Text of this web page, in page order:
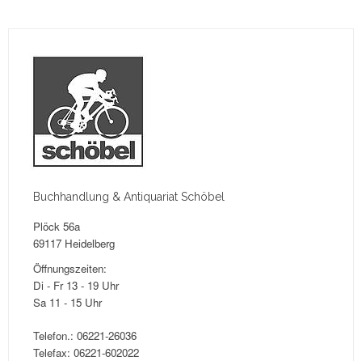
Buchhandlung & Antiquariat Schöbel
Plöck 56a
69117 Heidelberg
Öffnungszeiten:
Di - Fr 13 - 19 Uhr
Sa 11 - 15 Uhr
Telefon.: 06221-26036
Telefax: 06221-602022